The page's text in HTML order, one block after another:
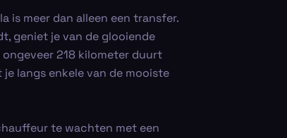
is meer dan alleen een transfer.
geniet je van de glooiende
218 kilometer duurt
langs enkele van de mooiste
te wachten met een